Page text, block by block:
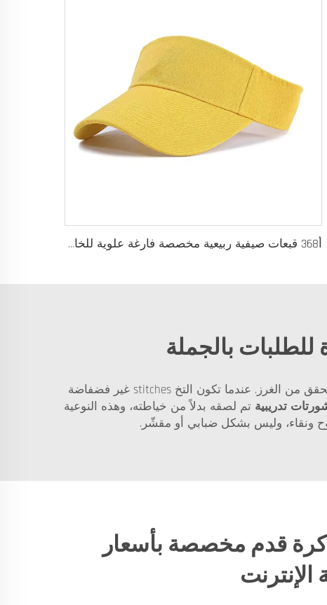
أ368 قبعات صيفية ربيعية مخصصة فارغة علوية للخارج بالجملة، قبعة صيفية مخصصة فارغة علوية، قبعات واقي شمس للرجال والنساء
بالجملة
في بيزار، نحن نقدّر المواد الجيّدة. فهذا يمنع اللاعبين من الشعور بالحرارة الزائدة أو بعدم الراحة أثناء اللعب. كما تحقق من الغرز. عندما تكون التخ stitches غير فضفاضة
تدريبية تم لصقه بدلاً من خياطته، وهذه النوعية
ونقاء، وليس بشكل ضبابي أو مقشّر.
قدم مخصصة بأسعار